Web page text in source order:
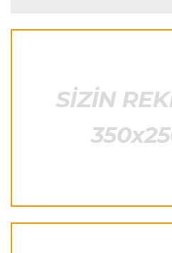
İtaliya S.A. 22:26 09.08.2026
pəncərəsinin bağlanması
“Komo” “Çelsi”nin